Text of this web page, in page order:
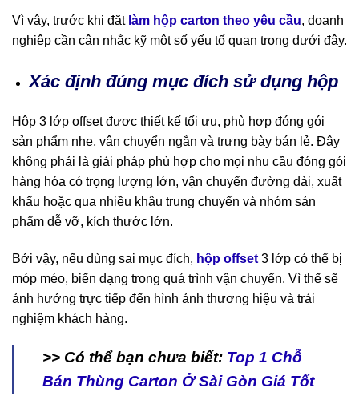
Vì vậy, trước khi đặt làm hộp carton theo yêu cầu, doanh
nghiệp cần cân nhắc kỹ một số yếu tố quan trọng dưới đây.
Xác định đúng mục đích sử dụng hộp
Hộp 3 lớp offset được thiết kế tối ưu, phù hợp đóng gói
sản phẩm nhẹ, vận chuyển ngắn và trưng bày bán lẻ. Đây
không phải là giải pháp phù hợp cho mọi nhu cầu đóng gói
hàng hóa có trọng lượng lớn, vận chuyển đường dài, xuất
khẩu hoặc qua nhiều khâu trung chuyển và nhóm sản
phẩm dễ vỡ, kích thước lớn.
Bởi vậy, nếu dùng sai mục đích, hộp offset 3 lớp có thể bị
móp méo, biến dạng trong quá trình vận chuyển. Vì thế sẽ
ảnh hưởng trực tiếp đến hình ảnh thương hiệu và trải
nghiệm khách hàng.
>> Có thể bạn chưa biết: Top 1 Chỗ
Bán Thùng Carton Ở Sài Gòn Giá Tốt